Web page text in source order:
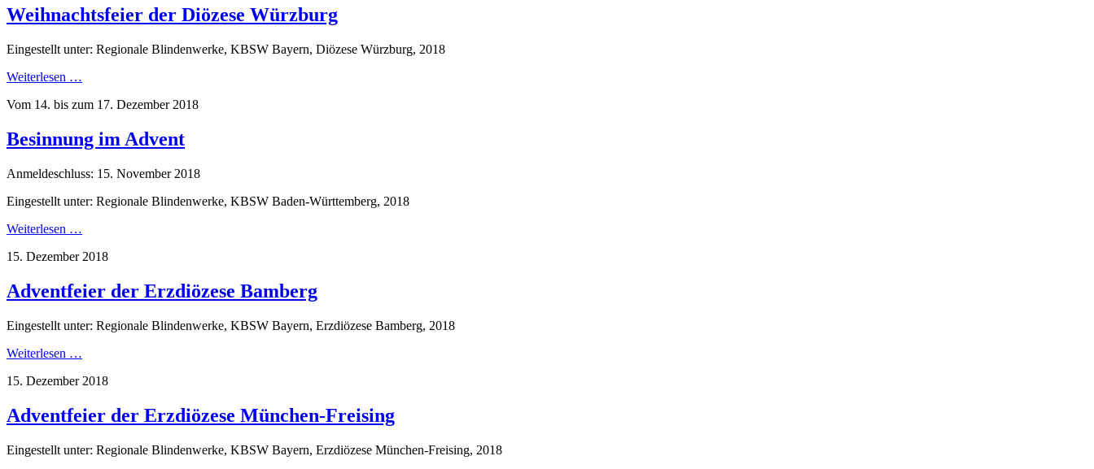
Weihnachtsfeier der Diözese Würzburg
Eingestellt unter: Regionale Blindenwerke, KBSW Bayern, Diözese Würzburg, 2018
Weiterlesen …
Vom 14. bis zum 17. Dezember 2018
Besinnung im Advent
Anmeldeschluss: 15. November 2018
Eingestellt unter: Regionale Blindenwerke, KBSW Baden-Württemberg, 2018
Weiterlesen …
15. Dezember 2018
Adventfeier der Erzdiözese Bamberg
Eingestellt unter: Regionale Blindenwerke, KBSW Bayern, Erzdiözese Bamberg, 2018
Weiterlesen …
15. Dezember 2018
Adventfeier der Erzdiözese München-Freising
Eingestellt unter: Regionale Blindenwerke, KBSW Bayern, Erzdiözese München-Freising, 2018